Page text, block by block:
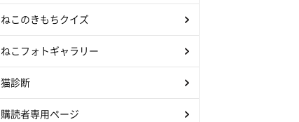
ねこのきもちクイズ
ねこフォトギャラリー
猫診断
購読者専用ページ